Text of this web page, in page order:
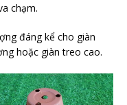
chạm.
đáng kể cho giàn
hoặc giàn treo cao.